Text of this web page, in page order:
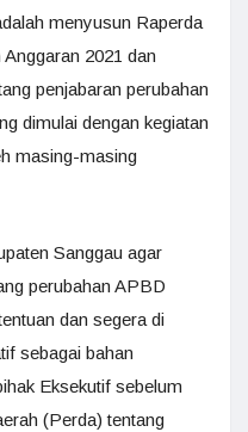
menyusun Raperda
2021 dan
penjabaran perubahan
dimulai dengan kegiatan
masing-masing
Sanggau agar
perubahan APBD
dan segera di
sebagai bahan
Eksekutif sebelum
(Perda) tentang